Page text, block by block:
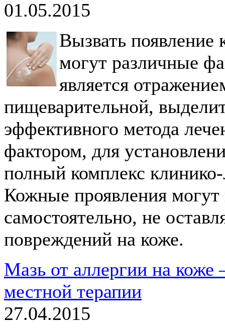
01.05.2015
Вызвать
могут различные
является
пищеварительной,
эффективного метода
фактором, для
полный комплекс
Кожные проявления могут
самостоятельно, не
повреждений на коже.
Мазь от аллергии на коже
местной терапии
27.04.2015